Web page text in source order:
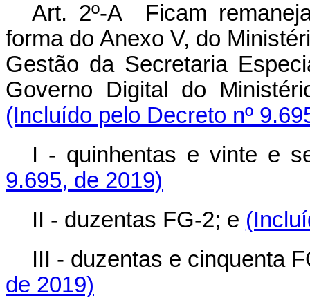
Art. 2º-A Ficam
forma do Anexo V, do
Gestão da Secretaria
Governo Digital do
(Incluído pelo Decreto nº
I - quinhentas e vinte e
9.695, de 2019)
II - duzentas FG-2; e
III - duzentas e cinquenta
de 2019)